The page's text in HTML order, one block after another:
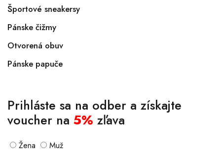
Športové sneakersy
Pánske čižmy
Otvorená obuv
Pánske papuče
Prihláste sa na odber a získajte
voucher na 5% zľava
Žena Muž